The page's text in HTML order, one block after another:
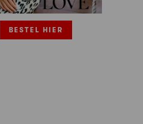
BESTEL HIER